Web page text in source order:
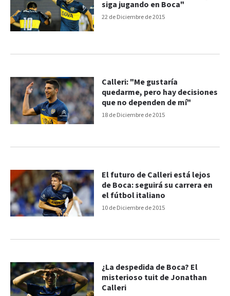
22 de Diciembre de 2015
siga jugando en Boca"
18 de Diciembre de 2015
Calleri: "Me gustaría
quedarme, pero hay decisiones
que no dependen de mí"
10 de Diciembre de 2015
El futuro de Calleri está lejos
de Boca: seguirá su carrera en
el fútbol italiano
¿La despedida de Boca? El
misterioso tuit de Jonathan
Calleri